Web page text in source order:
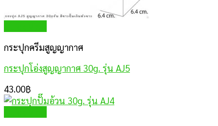
กระปุกครีมสูญญากาศ
กระปุกโอ่งสูญญากาศ 30g. รุ่น AJ5
43.00฿